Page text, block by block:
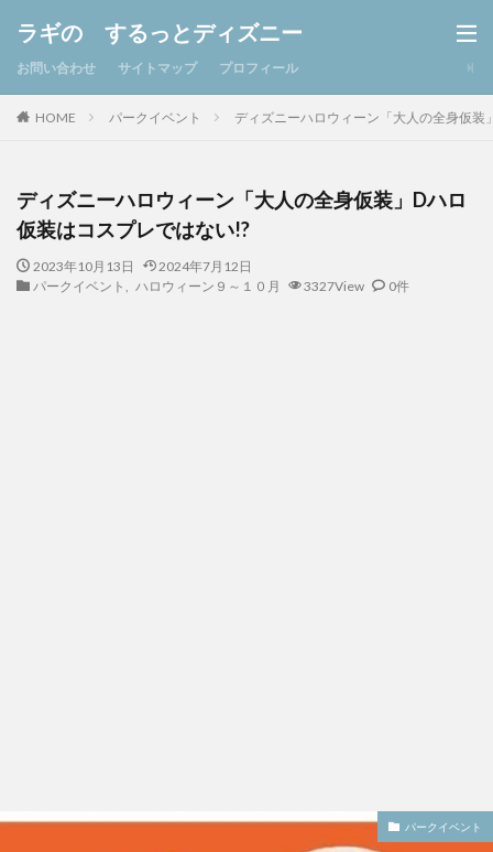
ラギの するっとディズニー
お問い合わせ サイトマップ プロフィール
HOME パークイベント ディズニーハロウィーン「大人の全身仮装
ディズニーハロウィーン「大人の全身仮装」Dハロ
仮装はコスプレではない!?
2023年10月13日
2024年7月12日
パークイベント
ハロウィーン９～１０月 3327View 0件
パークイベント